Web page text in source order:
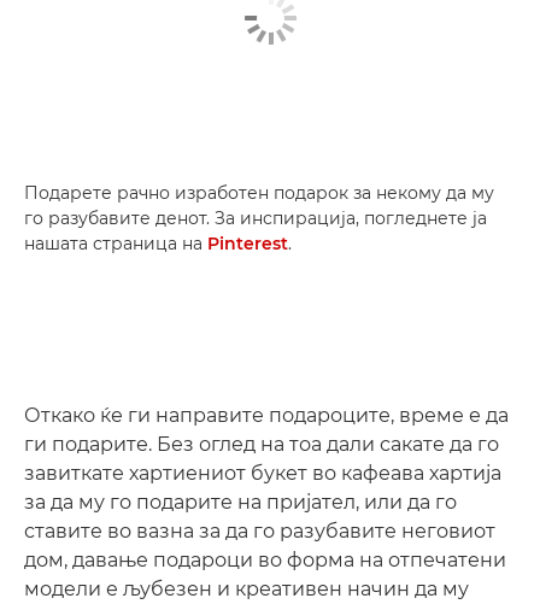
Подарете рачно изработен подарок за некому да му
го разубавите денот. За инспирација, погледнете ја
нашата страница на Pinterest.
Откако ќе ги направите подароците, време е да
ги подарите. Без оглед на тоа дали сакате да го
завиткате хартиениот букет во кафеава хартија
за да му го подарите на пријател, или да го
ставите во вазна за да го разубавите неговиот
дом, давање подароци во форма на отпечатени
модели е љубезен и креативен начин да му